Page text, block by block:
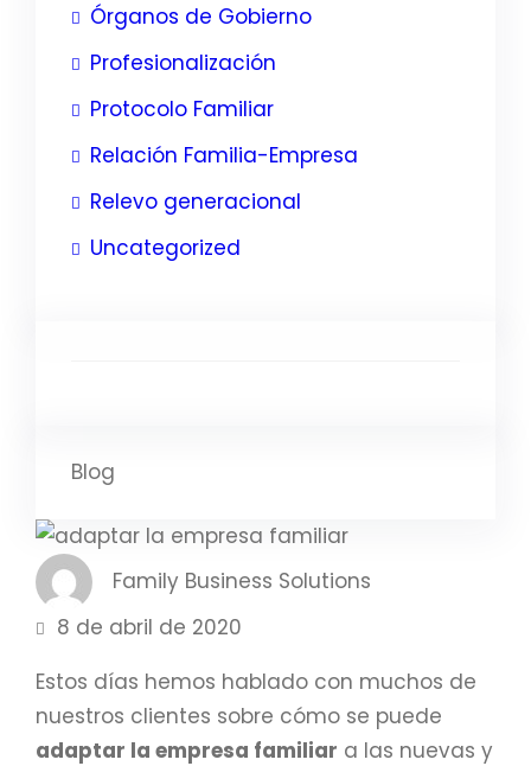
Órganos de Gobierno
Profesionalización
Protocolo Familiar
Relación Familia-Empresa
Relevo generacional
Uncategorized
Blog
Family Business Solutions
8 de abril de 2020
Estos días hemos hablado con muchos de
nuestros clientes sobre cómo se puede
adaptar la empresa familiar a las nuevas y